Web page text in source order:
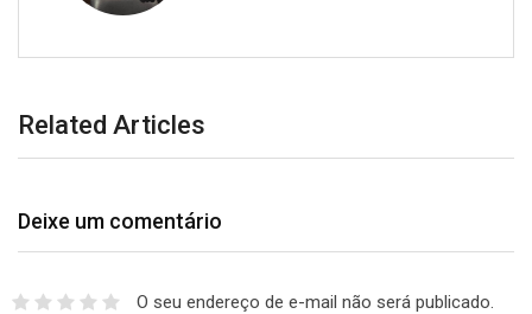
Related Articles
Deixe um comentário
O seu endereço de e-mail não será publicado.